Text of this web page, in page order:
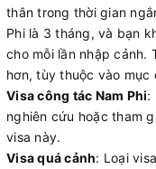
thân trong thời gian
Phi là 3 tháng, và bạn
cho mỗi lần nhập cảnh.
hơn, tùy thuộc vào mục
Visa công tác Nam Phi:
nghiên cứu hoặc tham
visa này.
Visa quá cảnh: Loại